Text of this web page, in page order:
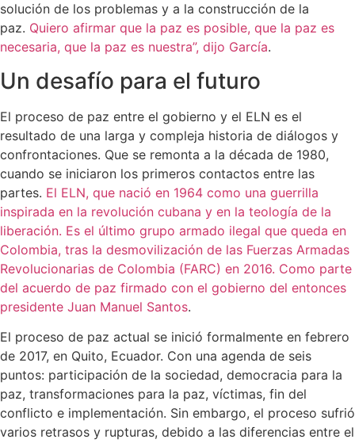
solución de los problemas y a la construcción de la
paz. Quiero afirmar que la paz es posible, que la paz es
necesaria, que la paz es nuestra”, dijo García.
Un desafío para el futuro
El proceso de paz entre el gobierno y el ELN es el
resultado de una larga y compleja historia de diálogos y
confrontaciones. Que se remonta a la década de 1980,
cuando se iniciaron los primeros contactos entre las
partes. El ELN, que nació en 1964 como una guerrilla
inspirada en la revolución cubana y en la teología de la
liberación. Es el último grupo armado ilegal que queda en
Colombia, tras la desmovilización de las Fuerzas Armadas
Revolucionarias de Colombia (FARC) en 2016. Como parte
del acuerdo de paz firmado con el gobierno del entonces
presidente Juan Manuel Santos.
El proceso de paz actual se inició formalmente en febrero
de 2017, en Quito, Ecuador. Con una agenda de seis
puntos: participación de la sociedad, democracia para la
paz, transformaciones para la paz, víctimas, fin del
conflicto e implementación. Sin embargo, el proceso sufrió
varios retrasos y rupturas, debido a las diferencias entre el